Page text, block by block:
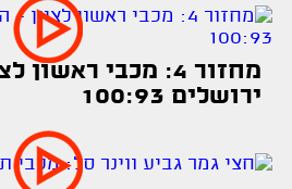
מחזור 4: מכבי
ירושלים 100:93